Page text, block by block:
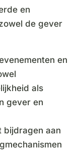
en
de gever
en
als
gever en
bijdragen aan